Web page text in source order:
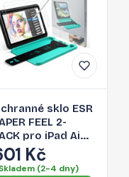
sklo ESR
FEEL 2-
pro iPad Air
(1 / 2 / 3 2024-
- clear
Kč
(2-4 dny)